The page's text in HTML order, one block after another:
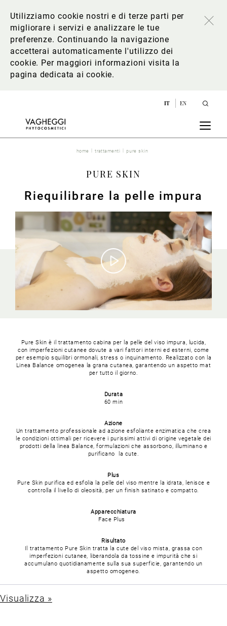
Utilizziamo cookie nostri e di terze parti per
migliorare i servizi e analizzare le tue
preferenze. Continuando la navigazione
accetterai automaticamente l'utilizzo dei
cookie. Per maggiori informazioni visita la
pagina dedicata ai cookie.
IT EN
home trattamenti pure skin
PURE SKIN
Riequilibrare la pelle impura
Pure Skin è il trattamento cabina per la pelle del viso impura, lucida,
con imperfezioni cutanee dovute a vari fattori interni ed esterni, come
per esempio squilibri ormonali, stress o inquinamento. Realizzato con la
Linea Balance omogenea la grana cutanea, garantendo un aspetto mat
per tutto il giorno.
Durata
60 min
Azione
Un trattamento professionale ad azione esfoliante enzimatica che crea
le condizioni ottimali per ricevere i purissimi attivi di origine vegetale dei
prodotti della linea Balance, formulazioni che assorbono, illuminano e
purificano la cute.
Plus
Pure Skin purifica ed esfolia la pelle del viso mentre la idrata, lenisce e
controlla il livello di oleosità, per un finish satinato e compatto.
Apparecchiatura
Face Plus
Risultato
Il trattamento Pure Skin tratta la cute del viso mista, grassa con
imperfezioni cutanee, liberandola da tossine e impurità che si
accumulano quotidianamente sulla sua superficie, garantendo un
aspetto omogeneo.
Visualizza »